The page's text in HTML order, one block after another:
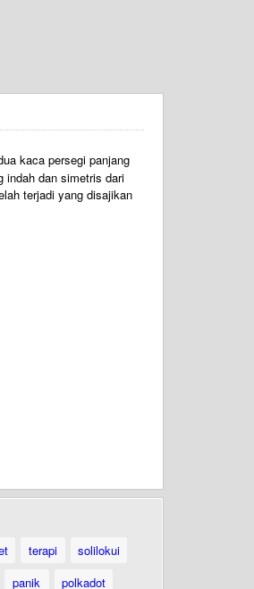
kaca persegi panjang
indah dan simetris dari
terjadi yang disajikan
terapi
solilokui
panik
polkadot